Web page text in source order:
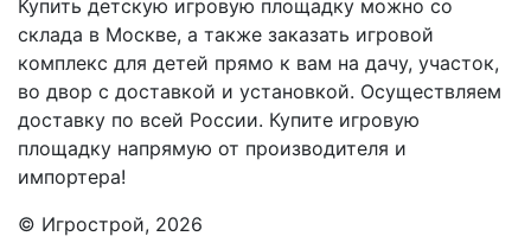
Купить детскую игровую площадку можно со
склада в Москве, а также заказать игровой
комплекс для детей прямо к вам на дачу, участок,
во двор с доставкой и установкой. Осуществляем
доставку по всей России. Купите игровую
площадку напрямую от производителя и
импортера!
© Игрострой, 2026